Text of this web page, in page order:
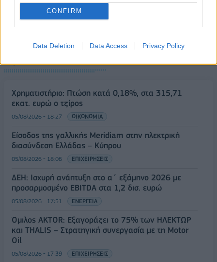
CONFIRM
Data Deletion Data Access Privacy Policy
ΡΟΗ ΕΙΔΗΣΕΩΝ
Χρηματιστήριο: Πτώση κατά 0,18%, στα 315,71
εκατ. ευρώ ο τζίρος
05/08/2026 - 18:27 ΟΙΚΟΝΟΜΙΑ
Είσοδος της γαλλικής Meridiam στην ηλεκτρική
διασύνδεση Ελλάδας – Κύπρου
05/08/2026 - 18:06 ΕΠΙΧΕΙΡΗΣΕΙΣ
ΔΕΗ: Ισχυρή ανάπτυξη στο α΄ εξάμηνο 2026 με
προσαρμοσμένο EBITDA στα 1,2 δισ. ευρώ
05/08/2026 - 17:51 ΕΝΕΡΓΕΙΑ
Όμιλος AKTOR: Εξαγοράζει το 75% των ΗΛΕΚΤΩΡ
και THALIS – Στρατηγική συνεργασία με τη Motor
Oil
05/08/2026 - 17:39 ΕΠΙΧΕΙΡΗΣΕΙΣ